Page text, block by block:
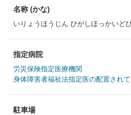
名称 (かな)
いりょうほうじん ひがしほっかいど
指定病院
労災保険指定医療機関
身体障害者福祉法指定医の配置され
駐車場